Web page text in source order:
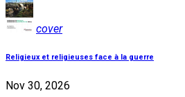
cover
Religieux et religieuses face à la guerre
Nov 30, 2026